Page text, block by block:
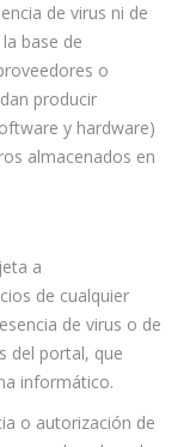
de virus ni de
base de
o
producir
y hardware)
almacenados en
a
de cualquier
de virus o de
del portal, que
informático.
o autorización de